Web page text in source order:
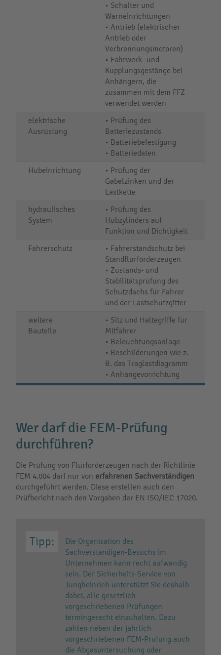
• Schalter und
Warneinrichtungen
• Antrieb (elektrischer
Antrieb oder
Verbrennungsmotoren)
• Fahrwerk- und
Kupplungsgestänge bei
Anhängern, die
zusammen mit dem FFZ
verwendet werden
elektrische
Ausrüstung
• Prüfung des
Batteriezustands
• Batteriebefestigung
• Batteriedaten
Hubeinrichtung
• Prüfung der
Gabelzinken und der
Lastkette
hydraulisches
System
• Prüfung des
Hubzylinders auf
Funktion und Dichtigkeit
Fahrerschutz
• Fahrerstandschutz bei
Standflurförderzeugen
• Zustands- und
Stabilitätsprüfung des
Schutzdachs für Fahrer
und der Lastschutzgitter
weitere
Bauteile
• Sitz und Haltegriffe für
Mitfahrer
• Beleuchtungsanlage
• Beschilderungen wie z.
B. das Traglastdiagramm
• Anhängevorrichtung
Wer darf die FEM-Prüfung
durchführen?
Die Prüfung von Flurförderzeugen nach der Richtlinie
FEM 4.004 darf nur von erfahrenen Sachverständigen
durchgeführt werden. Diese erstellen auch den
Prüfbericht nach den Vorgaben der EN ISO/IEC 17020.
Die Organisation des
Sachverständigen-Besuchs im
Unternehmen kann recht aufwändig
sein. Der Sicherheits-Service von
Jungheinrich unterstützt Sie deshalb
dabei, alle gesetzlich
vorgeschriebenen Prüfungen
termingerecht einzuhalten. Dazu
zählen neben der jährlich
vorgeschriebenen FEM-Prüfung auch
die Abgasuntersuchung oder